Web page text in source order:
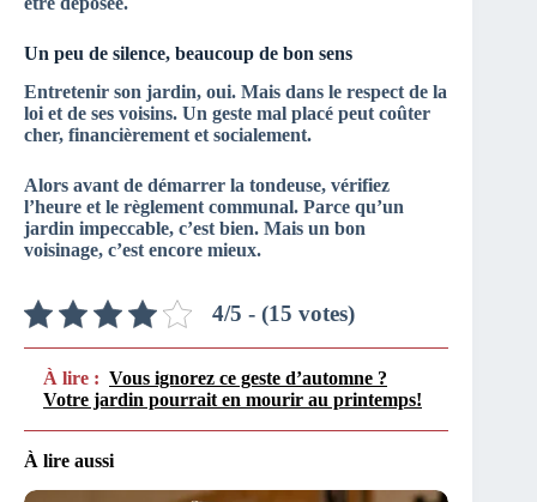
Un peu de silence, beaucoup de bon sens
Entretenir son jardin, oui. Mais dans le respect de la
loi et de ses voisins. Un geste mal placé peut coûter
cher, financièrement et socialement.
Alors avant de démarrer la tondeuse, vérifiez
l’heure et le règlement communal. Parce qu’un
jardin impeccable, c’est bien. Mais un bon
voisinage, c’est encore mieux.
4/5 - (15 votes)
À lire : Vous ignorez ce geste d’automne ?
Votre jardin pourrait en mourir au printemps!
À lire aussi